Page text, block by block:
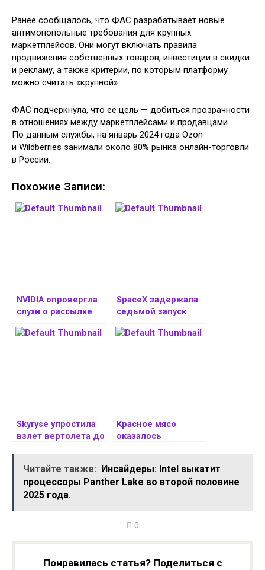
Ранее сообщалось, что ФАС разрабатывает новые
антимонопольные требования для крупных
маркетплейсов. Они могут включать правила
продвижения собственных товаров, инвестиции в скидки
и рекламу, а также критерии, по которым платформу
можно считать «крупной».
ФАС подчеркнула, что ее цель — добиться прозрачности
в отношениях между маркетплейсами и продавцами.
По данным службы, на январь 2024 года Ozon
и Wildberries занимали около 80% рынка онлайн-торговли
в России.
Похожие Записи:
NVIDIA опровергла
слухи о рассылке
улучшенных
SpaceX задержала
седьмой запуск
Skyryse упростила
взлет вертолета до
Красное мясо
оказалось
снижением
мозговой
Читайте также: Инсайдеры: Intel выкатит
процессоры Panther Lake во второй половине
2025 года.
0
Понравилась статья? Поделиться с